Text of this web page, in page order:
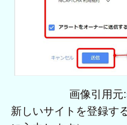
画像引用元:
新しいサイトを登録す